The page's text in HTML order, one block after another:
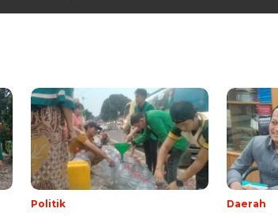
Politik Daerah